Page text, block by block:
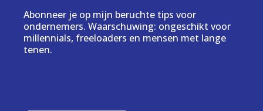
Abonneer je op mijn beruchte tips voor
ondernemers. Waarschuwing: ongeschikt voor
millennials, freeloaders en mensen met lange
tenen.